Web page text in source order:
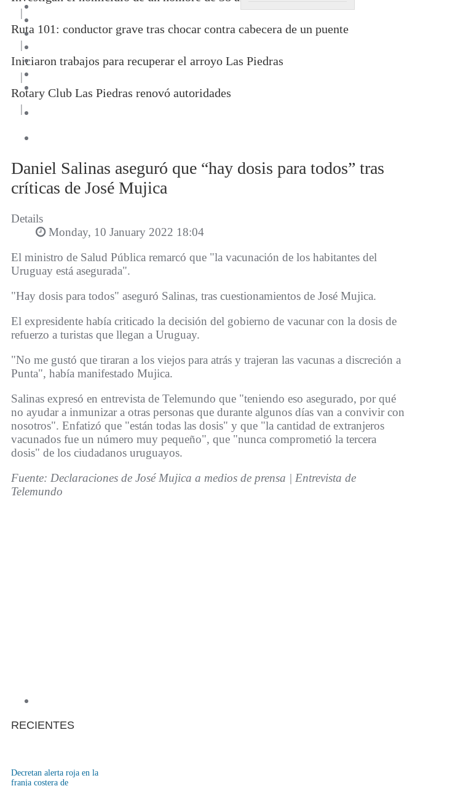
|
Ruta 101: conductor grave tras chocar contra cabecera de un puente
|
Iniciaron trabajos para recuperar el arroyo Las Piedras
|
Rotary Club Las Piedras renovó autoridades
|
Daniel Salinas aseguró que “hay dosis para todos” tras
críticas de José Mujica
Details
Monday, 10 January 2022 18:04
El ministro de Salud Pública remarcó que "la vacunación de los habitantes del
Uruguay está asegurada".
"Hay dosis para todos" aseguró Salinas, tras cuestionamientos de José Mujica.
El expresidente había criticado la decisión del gobierno de vacunar con la dosis de
refuerzo a turistas que llegan a Uruguay.
"No me gustó que tiraran a los viejos para atrás y trajeran las vacunas a discreción a
Punta", había manifestado Mujica.
Salinas expresó en entrevista de Telemundo que "teniendo eso asegurado, por qué
no ayudar a inmunizar a otras personas que durante algunos días van a convivir con
nosotros". Enfatizó que "están todas las dosis" y que "la cantidad de extranjeros
vacunados fue un número muy pequeño", que "nunca comprometió la tercera
dosis" de los ciudadanos uruguayos.
Fuente: Declaraciones de José Mujica a medios de prensa | Entrevista de
Telemundo
RECIENTES
Decretan alerta roja en la
franja costera de